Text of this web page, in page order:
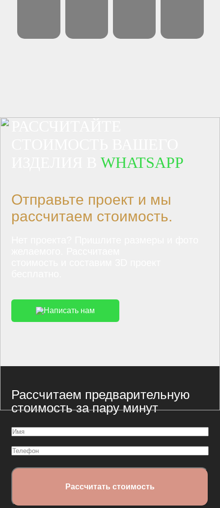
ИЗДЕЛИЯ ВWHATSAPP
Отправьте проект и мы
рассчитаем стоимость.
Написать нам
Рассчитаем предварительную
стоимость за пару минут
Имя
Телефон